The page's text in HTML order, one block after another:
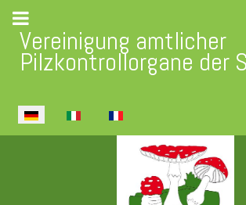
Vereinigung amtlicher
Pilzkontrollorgane der
Sprache auswählen